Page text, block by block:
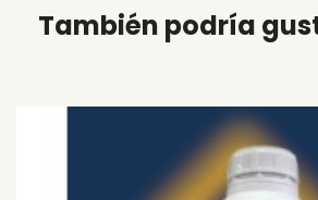
También podría